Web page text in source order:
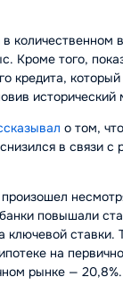
количественном
Кроме того,
кредита,
о том,
в связи
повышали
ставки.
на
рынке — 20,8%.